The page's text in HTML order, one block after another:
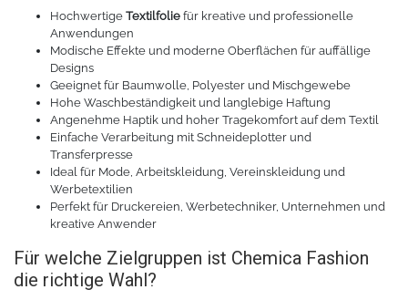
Marathon
Sonnenschutzfolie für Gebäude
Daylight
Solar Silber
Sunlight
Palisade
Teflonfolie und Klebeband
Silikonmatten zum backen
Verschiedenes
Zubehör Schneideplotter
Verschiedene
Zubehör für Brother-Schneideplotter
Hochwertige Textilfolie für kreative und professionelle
Anwendungen
Modische Effekte und moderne Oberflächen für auffällige
Designs
Geeignet für Baumwolle, Polyester und Mischgewebe
Hohe Waschbeständigkeit und langlebige Haftung
Angenehme Haptik und hoher Tragekomfort auf dem Textil
Einfache Verarbeitung mit Schneideplotter und
Transferpresse
Ideal für Mode, Arbeitskleidung, Vereinskleidung und
Werbetextilien
Perfekt für Druckereien, Werbetechniker, Unternehmen und
kreative Anwender
Für welche Zielgruppen ist Chemica Fashion
die richtige Wahl?